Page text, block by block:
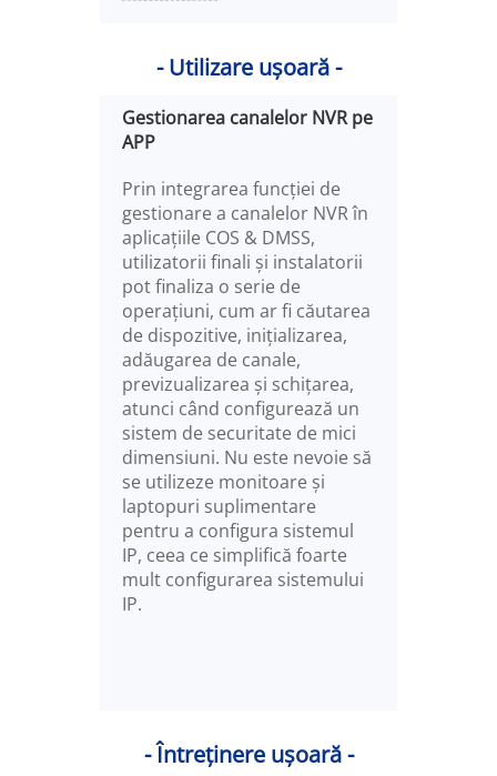
- Utilizare ușoară -
Gestionarea canalelor NVR pe
APP
Prin integrarea funcției de
gestionare a canalelor NVR în
aplicațiile COS & DMSS,
utilizatorii finali și instalatorii
pot finaliza o serie de
operațiuni, cum ar fi căutarea
de dispozitive, inițializarea,
adăugarea de canale,
previzualizarea și schițarea,
atunci când configurează un
sistem de securitate de mici
dimensiuni. Nu este nevoie să
se utilizeze monitoare și
laptopuri suplimentare
pentru a configura sistemul
IP, ceea ce simplifică foarte
mult configurarea sistemului
IP.
- Întreținere ușoară -